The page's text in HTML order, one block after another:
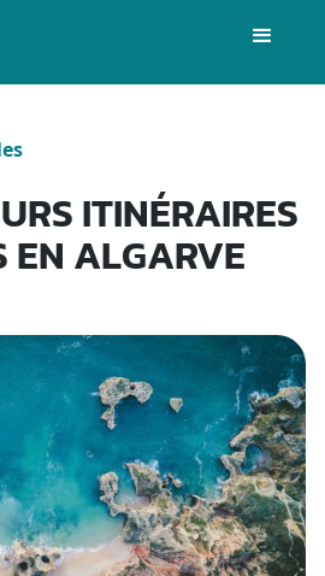
ITINÉRAIRES
EN ALGARVE